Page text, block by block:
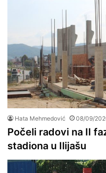
Hata Mehmedović 08/09/
Počeli radovi na II
stadiona u Ilijašu